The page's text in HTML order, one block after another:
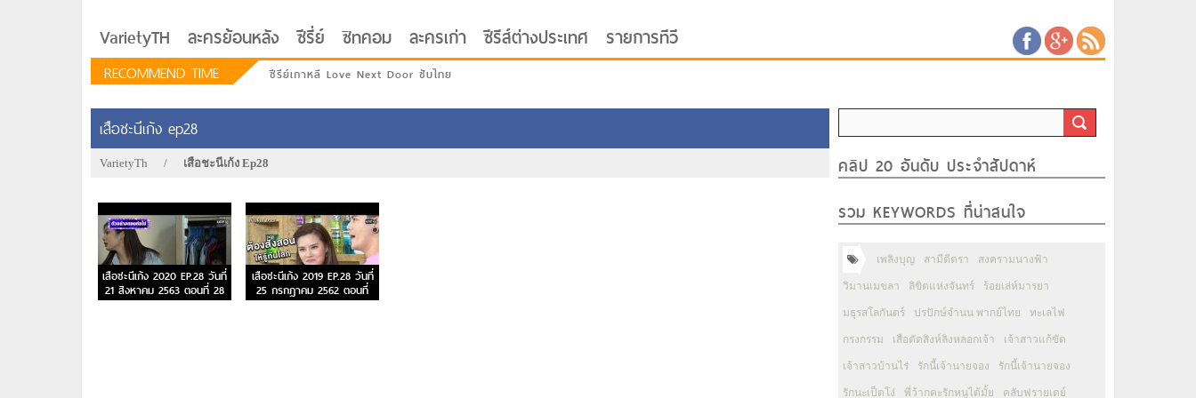
VarietyTH ละครย้อนหลัง ซีรี่ย์ ซิทคอม ละครเก่า ซีรีส์ต่างประเทศ รายการทีวี
RECOMMEND TIME ซีรีย์เกาหลี Love Next Door ซับไทย
เสือชะนีเก้ง ep28
VarietyTh / เสือชะนีเก้ง Ep28
เสือชะนีเก้ง 2020 EP.28 วันที่
21 สิงหาคม 2563 ตอนที่ 28
เสือชะนีเก้ง 2019 EP.28 วันที่
25 กรกฎาคม 2562 ตอนที่
28
คลิป 20 อันดับ ประจำสัปดาห์
รวม KEYWORDS ที่น่าสนใจ
เพลิงบุญ สามีตีตรา สงครามนางฟ้า
วิมานเมขลา ลิขิตแห่งจันทร์ ร้อยเล่ห์มารยา
มธุรสโลกันตร์ ปรปักษ์จำนน พากย์ไทย ทะเลไฟ
กรงกรรม เสือตัดสิงห์ลิงหลอกเจ้า เจ้าสาวแก้ขัด
เจ้าสาวบ้านไร่ รักนี้เจ้านายจอง รักนี้เจ้านายจอง
รักนะเป็ดโง่ พี่ว้ากคะรักหนูได้มั้ย คลับฟรายเดย์